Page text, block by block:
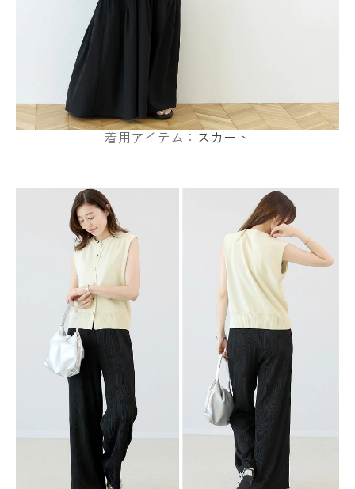
着用アイテム： スカート